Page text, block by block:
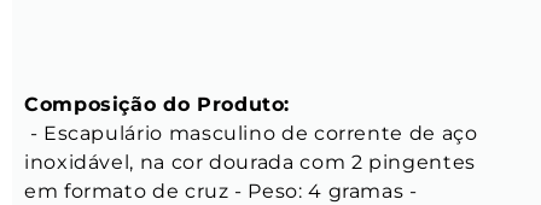
Composição do Produto:
inoxidável, na cor dourada com 2 pingentes
em formato de cruz - Peso: 4 gramas -